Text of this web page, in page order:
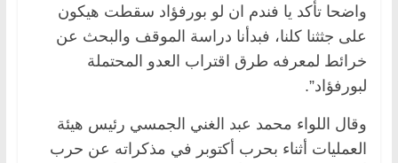
واضحا تأكد يا فندم ان لو بورفؤاد سقطت هيكون
على جثثنا كلنا، فبدأنا دراسة الموقف والبحث عن
خرائط لمعرفه طرق اقتراب العدو المحتملة
لبورفؤاد”.
وقال اللواء محمد عبد الغني الجمسي رئيس هيئة
العمليات أثناء بحرب أكتوبر في مذكراته عن حرب